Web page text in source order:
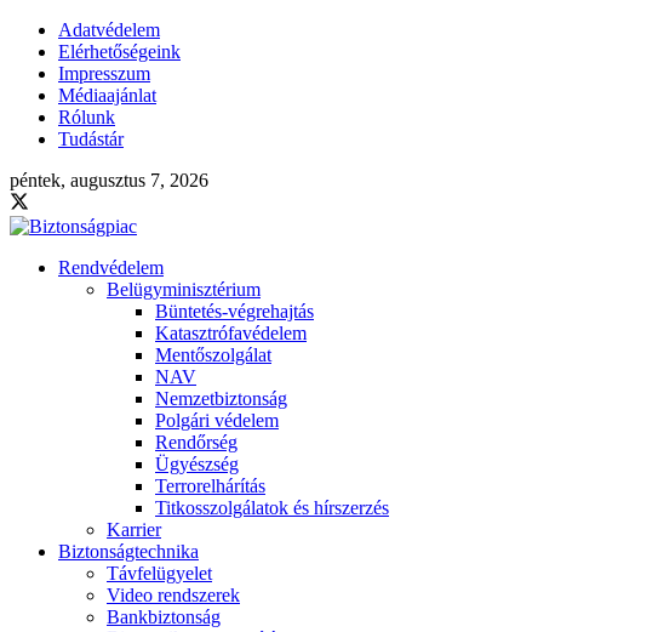
Adatvédelem
Elérhetőségeink
Impresszum
Médiaajánlat
Rólunk
Tudástár
péntek, augusztus 7, 2026
Rendvédelem
Belügyminisztérium
Büntetés-végrehajtás
Katasztrófavédelem
Mentőszolgálat
NAV
Nemzetbiztonság
Polgári védelem
Rendőrség
Ügyészség
Terrorelhárítás
Titkosszolgálatok és hírszerzés
Karrier
Biztonságtechnika
Távfelügyelet
Video rendszerek
Bankbiztonság